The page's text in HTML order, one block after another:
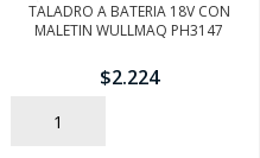
TALADRO A BATERIA 18V CON
MALETIN WULLMAQ PH3147
$2.224
AÑADIR